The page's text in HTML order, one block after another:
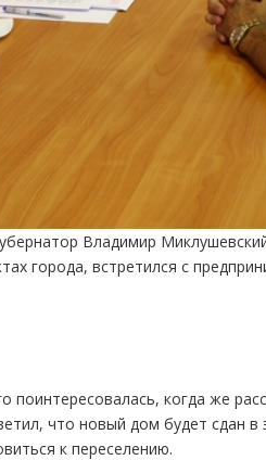
Владимир
города, встретился с
когда же
что новый дом будет сдан в
к переселению.